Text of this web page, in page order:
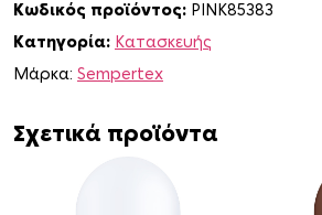
Κωδικός προϊόντος: PINK85383
Κατηγορία: Κατασκευής
Μάρκα: Sempertex
Σχετικά προϊόντα